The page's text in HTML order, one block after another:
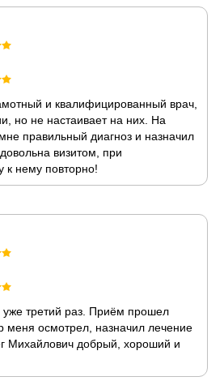
и квалифицированный врач,
но не настаивает на них. На
правильный диагноз и назначил
визитом, при
к нему повторно!
третий раз. Приём прошел
меня осмотрел, назначил лечение
Михайлович добрый, хороший и